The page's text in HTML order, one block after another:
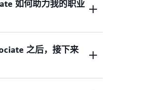
有 2 到 3 年的工作经验
AWS 服务的经验。
如何助力我的职业
助您在数据工程师、数据
之后，接下来